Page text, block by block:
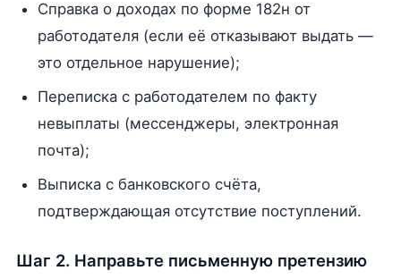
Справка о доходах по форме 182н от
работодателя (если её отказывают выдать —
это отдельное нарушение);
Переписка с работодателем по факту
невыплаты (мессенджеры, электронная
почта);
Выписка с банковского счёта,
подтверждающая отсутствие поступлений.
Шаг 2. Направьте письменную претензию